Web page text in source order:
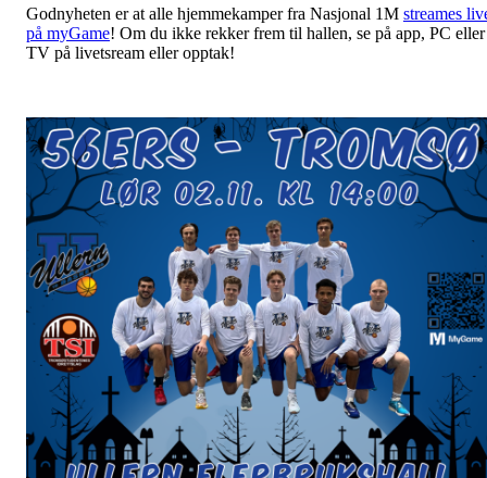
Godnyheten er at alle hjemmekamper fra Nasjonal 1M streames
på myGame! Om du ikke rekker frem til hallen, se på app, PC eller
TV på livetsream eller opptak!